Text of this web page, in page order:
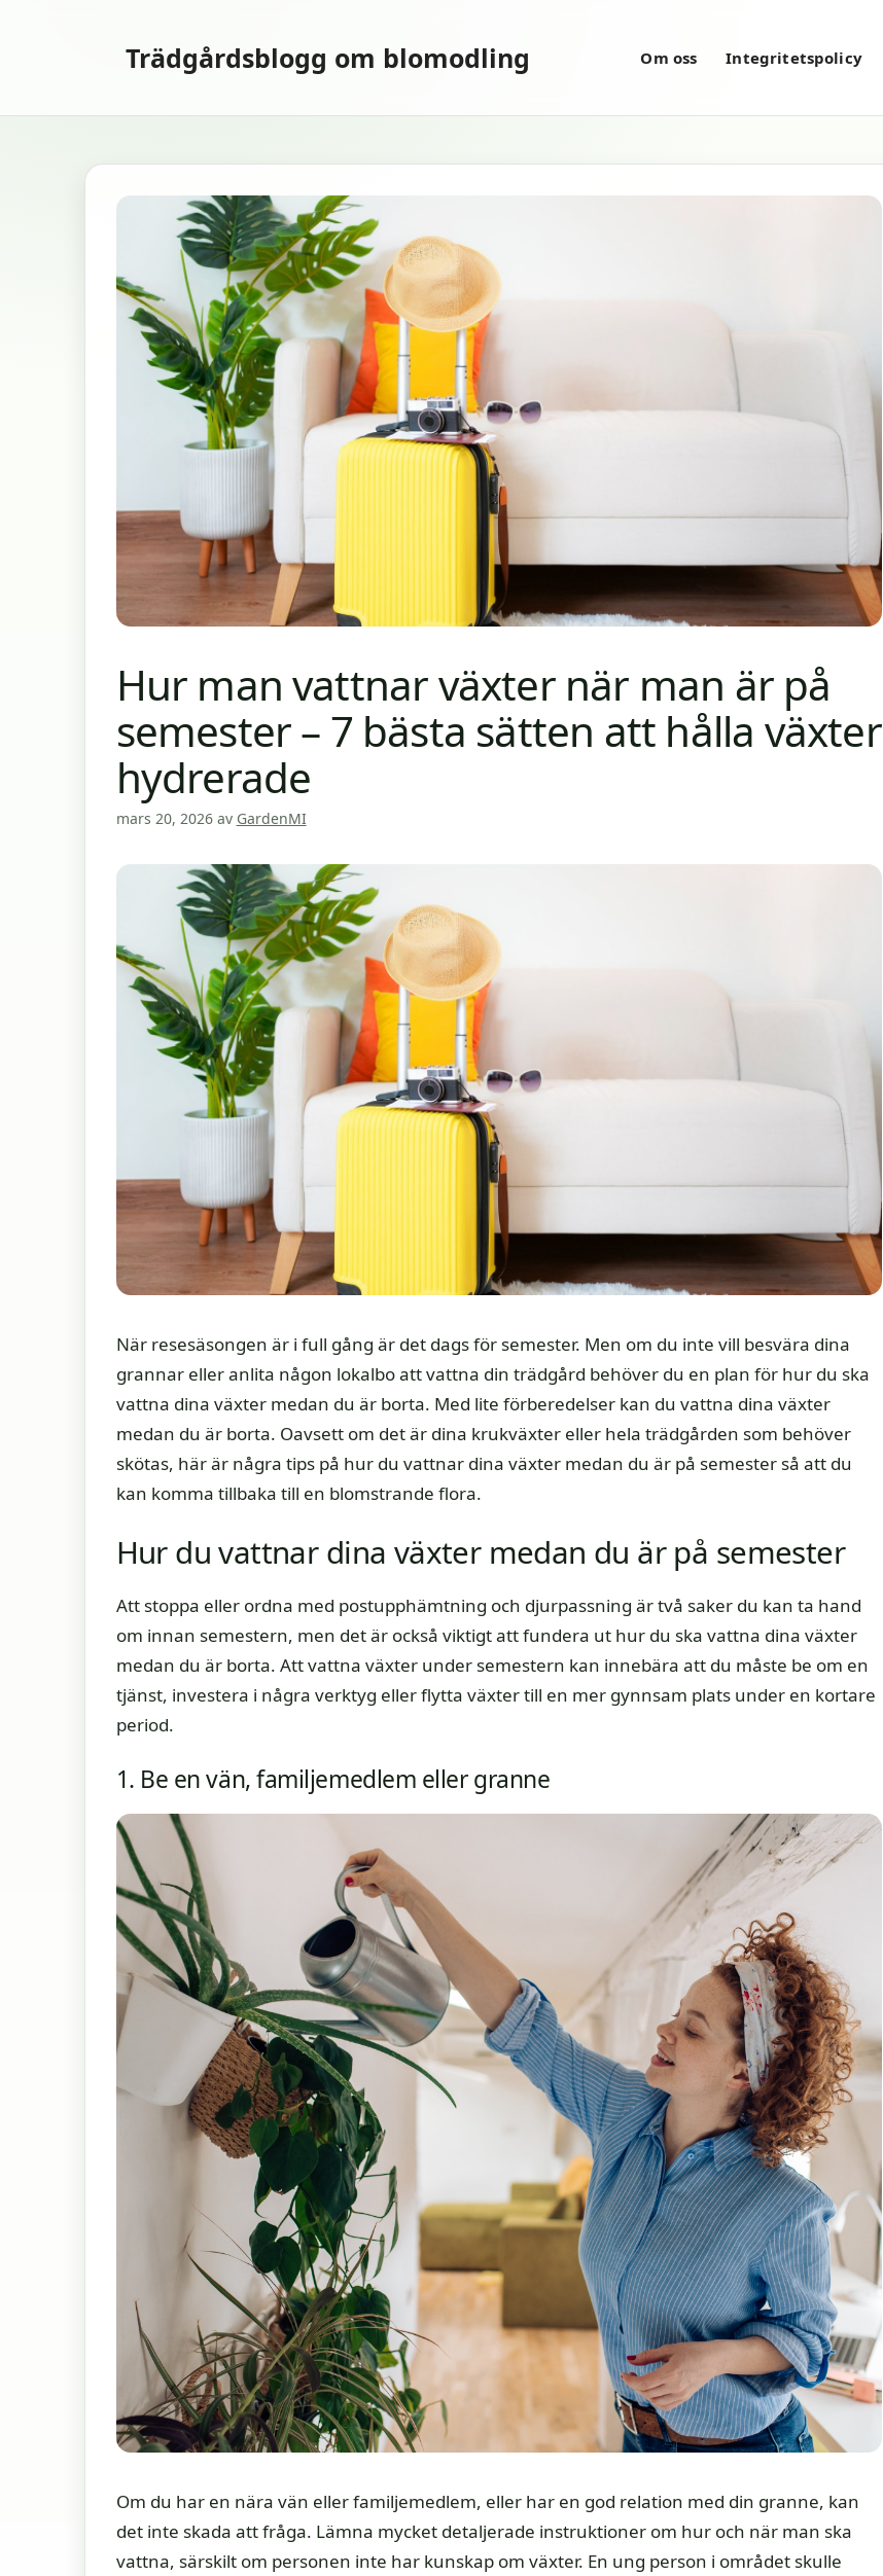
Trädgårdsblogg om blomodling Om oss Integritetspolicy
Hur man vattnar växter när man är på
semester – 7 bästa sätten att hålla växter
hydrerade
mars 20, 2026 av GardenMI
När resesäsongen är i full gång är det dags för semester. Men om du inte vill besvära dina
grannar eller anlita någon lokalbo att vattna din trädgård behöver du en plan för hur du ska
vattna dina växter medan du är borta. Med lite förberedelser kan du vattna dina växter
medan du är borta. Oavsett om det är dina krukväxter eller hela trädgården som behöver
skötas, här är några tips på hur du vattnar dina växter medan du är på semester så att du
kan komma tillbaka till en blomstrande flora.
Hur du vattnar dina växter medan du är på semester
Att stoppa eller ordna med postupphämtning och djurpassning är två saker du kan ta hand
om innan semestern, men det är också viktigt att fundera ut hur du ska vattna dina växter
medan du är borta. Att vattna växter under semestern kan innebära att du måste be om en
tjänst, investera i några verktyg eller flytta växter till en mer gynnsam plats under en kortare
period.
1. Be en vän, familjemedlem eller granne
Om du har en nära vän eller familjemedlem, eller har en god relation med din granne, kan
det inte skada att fråga. Lämna mycket detaljerade instruktioner om hur och när man ska
vattna, särskilt om personen inte har kunskap om växter. En ung person i området skulle